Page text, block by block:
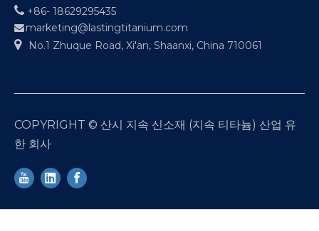
 +86- 18629295435
 marketing@lastingtitanium.com

No.1 Zhuque Road, Xi'an, Shaanxi, China 710061
COPYRIGHT © 산시 지속 신소재 (지속 티타늄) 산업 유
한 회사